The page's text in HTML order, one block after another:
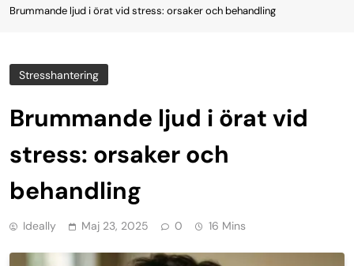
Brummande ljud i örat vid stress: orsaker och behandling
Stresshantering
Brummande ljud i örat vid
stress: orsaker och
behandling
Ideally Maj 23, 2025 0 16 Mins